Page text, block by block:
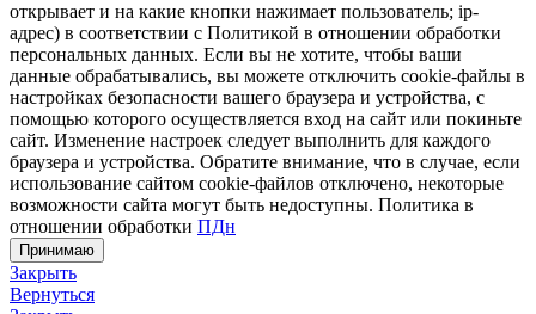
открывает и на какие кнопки нажимает пользователь; ip-
адрес) в соответствии с Политикой в отношении обработки
персональных данных. Если вы не хотите, чтобы ваши
данные обрабатывались, вы можете отключить cookie-файлы в
настройках безопасности вашего браузера и устройства, с
помощью которого осуществляется вход на сайт или покиньте
сайт. Изменение настроек следует выполнить для каждого
браузера и устройства. Обратите внимание, что в случае, если
использование сайтом cookie-файлов отключено, некоторые
возможности сайта могут быть недоступны. Политика в
отношении обработки ПДн
Принимаю
Закрыть
Вернуться